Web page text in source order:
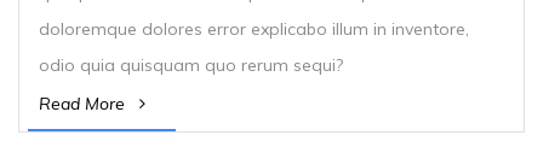
doloremque dolores error explicabo illum in inventore,
odio quia quisquam quo rerum sequi?
Read More